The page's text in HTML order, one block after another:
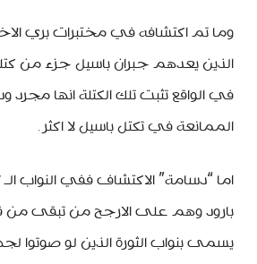
وما تم اكتشافه في مختبرات بري
الذين يعدهم جبران باسيل جزء من
في الواقع تثبت تلك الكتلة انها
الممانعة في تكتل باسيل لا اكثر.
بارود وهم على الارجح من تبقى من
يسمى بنواب الثورة الذين لو صوتوا